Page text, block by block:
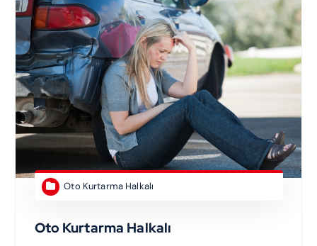
Oto Kurtarma Halkalı
Oto Kurtarma Halkalı